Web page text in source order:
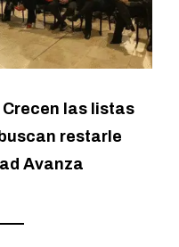
Crecen las listas
restarle
Avanza